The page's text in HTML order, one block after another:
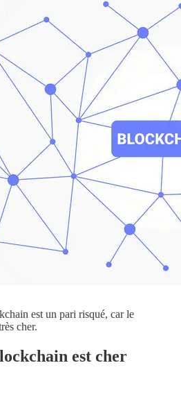
est un pari risqué, car le
cher.
est cher